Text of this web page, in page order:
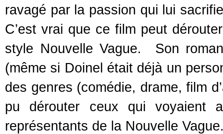
ravagé par la passion qui lui
C’est vrai que ce film peut
style Nouvelle Vague. Son
(même si Doinel était déjà un
des genres (comédie, drame, film
pu dérouter ceux qui voyaient
représentants de la Nouvelle